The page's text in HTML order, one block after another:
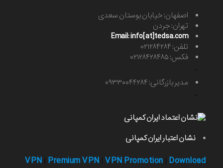
اصفهان: خیابان بوستان سعدی
تهران: جردن
Email: info[at]tedsa.com
تلفن: ۰۲۱۲۸۴۲۸۴
فکس: ۰۲۱۲۸۴۲۸۴۸۵
مدیر بازرگانی: ۰۹۳۳۰۰۴۴۲۸۴
نشان اعتبار ایران کمپانی
VPN Premium VPN VPN Promotion Download